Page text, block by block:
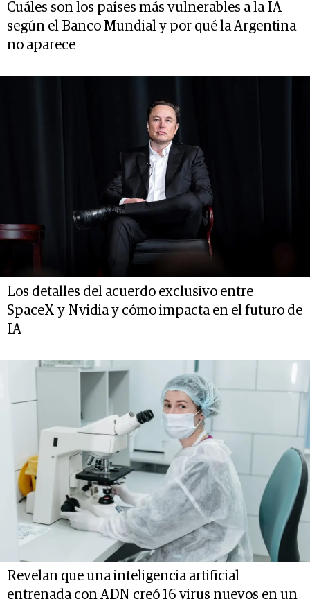
Cuáles son los países más vulnerables a la IA
según el Banco Mundial y por qué la Argentina
no aparece
Los detalles del acuerdo exclusivo entre
SpaceX y Nvidia y cómo impacta en el futuro de
IA
Revelan que una inteligencia artificial
entrenada con ADN creó 16 virus nuevos en un